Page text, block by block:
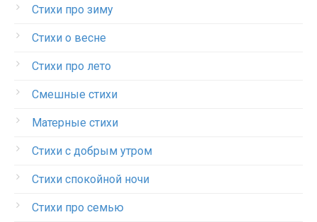
Стихи про зиму
Стихи о весне
Стихи про лето
Смешные стихи
Матерные стихи
Стихи с добрым утром
Стихи спокойной ночи
Стихи про семью